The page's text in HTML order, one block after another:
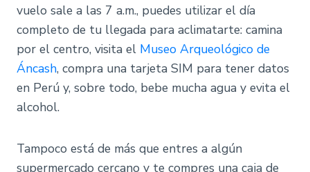
vuelo sale a las 7 a.m., puedes utilizar el día
completo de tu llegada para aclimatarte: camina
por el centro, visita el Museo Arqueológico de
Áncash, compra una tarjeta SIM para tener datos
en Perú y, sobre todo, bebe mucha agua y evita el
alcohol.
Tampoco está de más que entres a algún
supermercado cercano y te compres una caja de